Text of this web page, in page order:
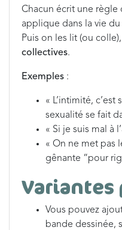
Chacun écrit une règle
applique dans la vie du
Puis on les lit (ou
collectives.
Exemples :
« L’intimité,
sexualité se fait
« Si je suis mal à
« On ne met pas
gênante “pour
Vous pouvez
bande dessinée,